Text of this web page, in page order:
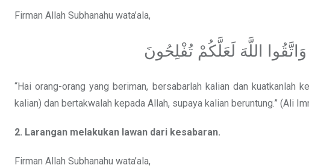
Firman Allah Subhanahu wata’ala,
اللَّهَ لَعَلَّكُمْ تُفْلِحُونَ
“Hai orang-orang yang beriman, bersabarlah kalian dan
kalian) dan bertakwalah kepada Allah, supaya kalian beruntung.” (Ali
2. Larangan melakukan lawan dari kesabaran.
Firman Allah Subhanahu wata’ala,